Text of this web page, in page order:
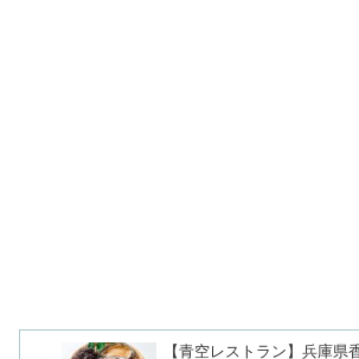
【青空レストラン】兵庫県